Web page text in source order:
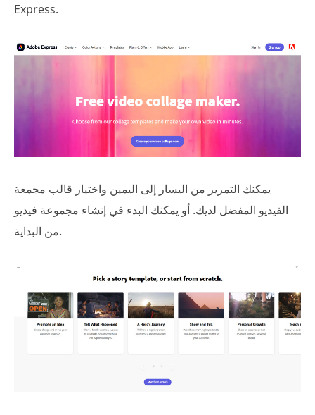
Express.
يمكنك التمرير من اليسار إلى اليمين واختيار قالب مجمعة
الفيديو المفضل لديك. أو يمكنك البدء في إنشاء مجموعة فيديو
من البداية.